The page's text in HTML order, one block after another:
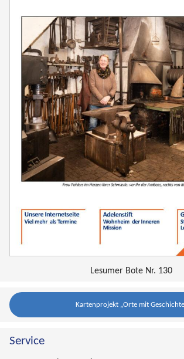
Lesumer Bote Nr. 130
Kartenprojekt „Orte mit
Service